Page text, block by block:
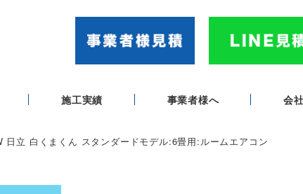
施工実績 事業者様へ 会
日立 白くまくん スタンダードモデル:6畳用:ルームエアコン